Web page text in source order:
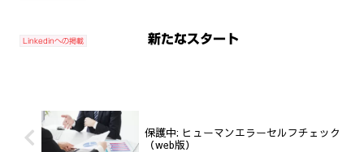
Linkedinへの掲載 新たなスタート
保護中: ヒューマンエラーセルフチェック
（web版）